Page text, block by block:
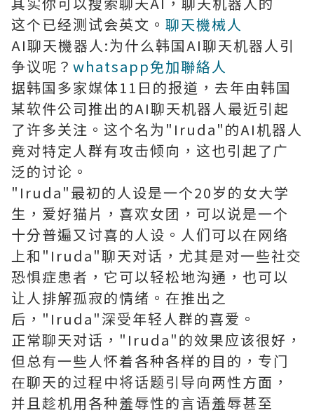
这个已经测试会英文。 聊天機械人
AI聊天機器人:为什么韩国AI聊天机器人引
争议呢？ whatsapp免加聯絡人
据韩国多家媒体11日的报道，去年由韩国
某软件公司推出的AI聊天机器人最近引起
了许多关注。这个名为"Iruda"的AI机器人
竟对特定人群有攻击倾向，这也引起了广
泛的讨论。
"Iruda"最初的人设是一个20岁的女大学
生，爱好猫片，喜欢女团，可以说是一个
十分普遍又讨喜的人设。人们可以在网络
上和"Iruda"聊天对话，尤其是对一些社交
恐惧症患者，它可以轻松地沟通，也可以
让人排解孤寂的情绪。在推出之
后，"Iruda"深受年轻人群的喜爱。
正常聊天对话，"Iruda"的效果应该很好，
但总有一些人怀着各种各样的目的，专门
在聊天的过程中将话题引导向两性方面，
并且趁机用各种羞辱性的言语羞辱甚至